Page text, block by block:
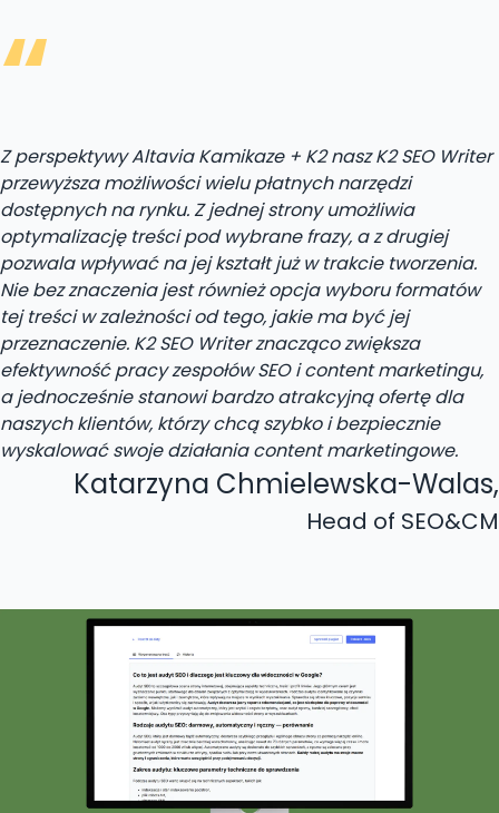
“
Z perspektywy Altavia Kamikaze + K2 nasz K2 SEO Writer
przewyższa możliwości wielu płatnych narzędzi
dostępnych na rynku. Z jednej strony umożliwia
optymalizację treści pod wybrane frazy, a z drugiej
pozwala wpływać na jej kształt już w trakcie tworzenia.
Nie bez znaczenia jest również opcja wyboru formatów
tej treści w zależności od tego, jakie ma być jej
przeznaczenie. K2 SEO Writer znacząco zwiększa
efektywność pracy zespołów SEO i content marketingu,
a jednocześnie stanowi bardzo atrakcyjną ofertę dla
naszych klientów, którzy chcą szybko i bezpiecznie
wyskalować swoje działania content marketingowe.
Katarzyna Chmielewska-Walas,
Head of SEO&CM